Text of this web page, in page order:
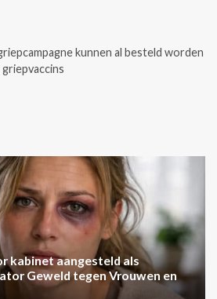
kunnen al besteld worden
kabinet aangesteld als
Geweld tegen Vrouwen en